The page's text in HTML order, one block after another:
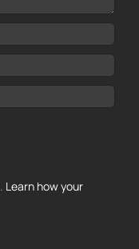
Learn how your